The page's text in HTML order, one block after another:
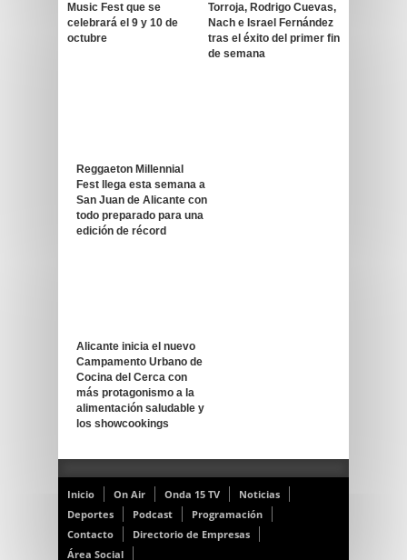
Music Fest que se
celebrará el 9 y 10 de
octubre
Torroja, Rodrigo Cuevas,
Nach e Israel Fernández
tras el éxito del primer fin
de semana
Reggaeton Millennial
Fest llega esta semana a
San Juan de Alicante con
todo preparado para una
edición de récord
Alicante inicia el nuevo
Campamento Urbano de
Cocina del Cerca con
más protagonismo a la
alimentación saludable y
los showcookings
Inicio On Air Onda 15 TV
Noticias
Deportes
Podcast
Programación
Contacto
Directorio de Empresas
Área Social